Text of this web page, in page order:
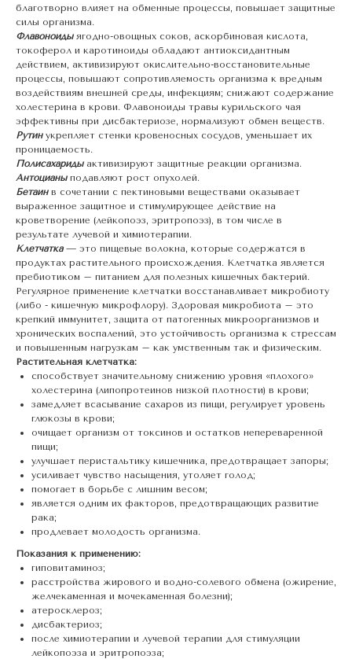
благотворно влияет на обменные процессы, повышает защитные
силы организма.
Флавоноидыягодно-овощных соков, аскорбиновая кислота,
токоферол и каротиноиды обладают антиоксидантным
действием, активизируют окислительно-восстановительные
процессы, повышают сопротивляемость организма к вредным
воздействиям внешней среды, инфекциям; снижают содержание
холестерина в крови. Флавоноиды травы курильского чая
эффективны при дисбактериозе, нормализуют обмен веществ.
Рутинукрепляет стенки кровеносных сосудов, уменьшает их
проницаемость.
Полисахаридыактивизируют защитные реакции организма.
Антоцианыподавляют рост опухолей.
Бетаинв сочетании с пектиновыми веществами оказывает
выраженное защитное и стимулирующее действие на
кроветворение (лейкопоэз, эритропоэз), в том числе в
результате лучевой и химиотерапии.
Клетчатка— это пищевые волокна, которые содержатся в
продуктах растительного происхождения. Клетчатка является
пребиотиком – питанием для полезных кишечных бактерий.
Регулярное применение клетчатки восстанавливает микробиоту
(либо - кишечную микрофлору). Здоровая микробиота – это
крепкий иммунитет, защита от патогенных микроорганизмов и
хронических воспалений, это устойчивость организма к стрессам
и повышенным нагрузкам – как умственным так и физическим.
Растительная клетчатка:
способствует значительному снижению уровня «плохого»
холестерина (липопротеинов низкой плотности) в крови;
замедляет всасывание сахаров из пищи, регулирует уровень
глюкозы в крови;
очищает организм от токсинов и остатков непереваренной
пищи;
улучшает перистальтику кишечника, предотвращает запоры;
усиливает чувство насыщения, утоляет голод;
помогает в борьбе с лишним весом;
является одним их факторов, предотвращающих развитие
рака;
продлевает молодость организма.
Показания к применению:
гиповитаминоз;
расстройства жирового и водно-солевого обмена (ожирение,
желчекаменная и мочекаменная болезни);
атеросклероз;
дисбактериоз;
после химиотерапии и лучевой терапии для стимуляции
лейкопоэза и эритропоэза;